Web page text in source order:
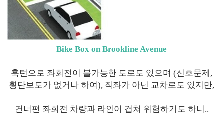
Bike Box on Brookline Avenue
훅턴으로 좌회전이 불가능한 도로도 있으며 (신호문제,
횡단보도가 없거나 하여), 직좌가 아닌 교차로도 있지만,
건너편 좌회전 차량과 라인이 겹쳐 위험하기도 하니..